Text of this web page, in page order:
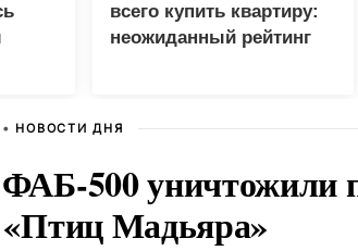
всего купить квартиру:
неожиданный рейтинг
НОВОСТИ ДНЯ
500 уничтожили
Мадьяра»